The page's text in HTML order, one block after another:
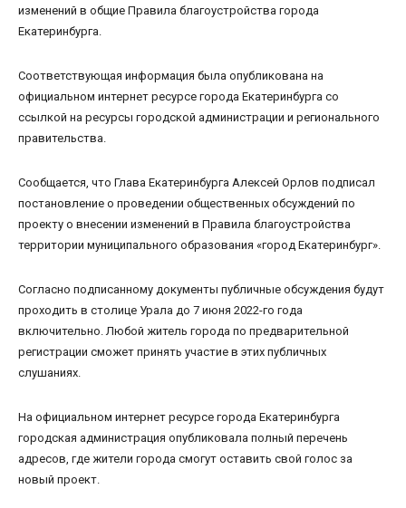
изменений в общие Правила благоустройства города
Екатеринбурга.
Соответствующая информация была опубликована на
официальном интернет ресурсе города Екатеринбурга со
ссылкой на ресурсы городской администрации и регионального
правительства.
Сообщается, что Глава Екатеринбурга Алексей Орлов подписал
постановление о проведении общественных обсуждений по
проекту о внесении изменений в Правила благоустройства
территории муниципального образования «город Екатеринбург».
Согласно подписанному документы публичные обсуждения будут
проходить в столице Урала до 7 июня 2022-го года
включительно. Любой житель города по предварительной
регистрации сможет принять участие в этих публичных
слушаниях.
На официальном интернет ресурсе города Екатеринбурга
городская администрация опубликовала полный перечень
адресов, где жители города смогут оставить свой голос за
новый проект.